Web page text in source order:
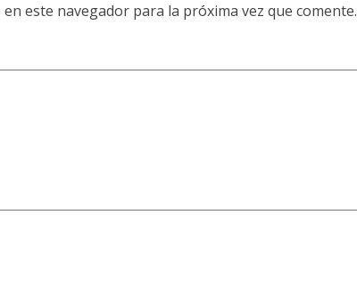
este navegador para la próxima vez que comente.